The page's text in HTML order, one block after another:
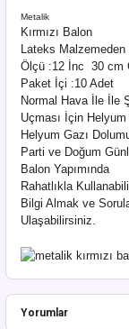
Metalik
Kırmızı Balon
Lateks
Ölçü :12 İnc 30 cm
Paket İçi :10 Adet
Normal Hava İle İle
Uçması İçin
Helyum Gazı
Parti ve Doğum
Balon Yapımında
Rahatlıkla
Bilgi Almak ve
Ulaşabilirsiniz.
Yorumlar